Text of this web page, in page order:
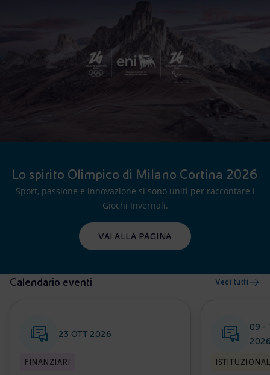
Lo spirito Olimpico di Milano Cortina 2026
Sport, passione e innovazione si sono uniti per raccontare i
Giochi Invernali.
VAI ALLA PAGINA
Calendario eventi Vedi tutti
23 OTT 2026
FINANZIARI
09 - 13